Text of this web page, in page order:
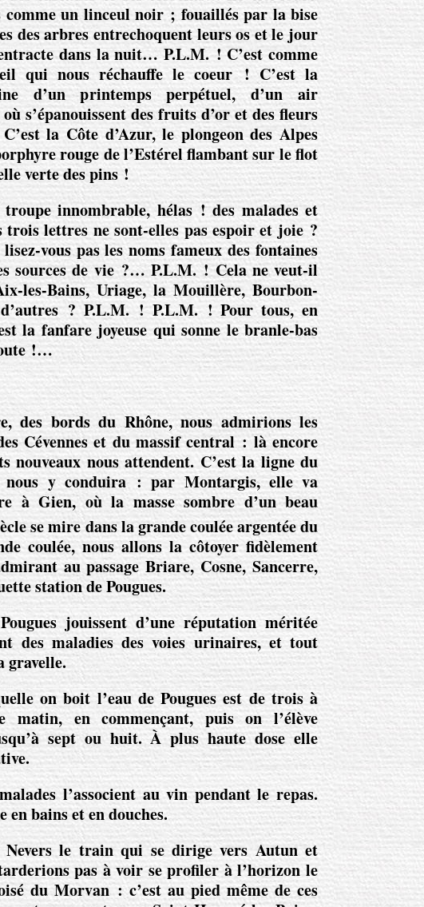
comme un linceul noir ; fouaillés par la bise
des arbres entrechoquent leurs os et le jour
dans la nuit… P.L.M. !C’est comme
qui nous réchauffe le coeur ! C’est la
d’un printemps perpétuel, d’un air
s’épanouissent des fruits d’or et des fleurs
C’est la Côte d’Azur, le plongeon des Alpes
rouge de l’Estérel flambant sur le flot
verte des pins !
innombrable, hélas ! des malades et
trois lettres ne sont-elles pas espoir et joie ?
vous pas les noms fameux des fontaines
sources de vie ?…P.L.M. !Cela ne veut-il
les-Bains, Uriage, la Mouillère, Bourbon-
?P.L.M. ! P.L.M. ! Pour tous, en
la fanfare joyeuse qui sonne le branle-bas
!…
des bords du Rhône, nous admirions les
Cévennes et du massif central : là encore
nouveaux nous attendent. C’est la ligne du
nous y conduira : par Montargis, elle va
à Gien, où la masse sombre d’un beau
se mire dans la grande coulée argentée du
coulée, nous allons la côtoyer fidèlement
au passage Briare, Cosne, Sancerre,
station dePougues.
jouissent d’une réputation méritée
des maladies des voies urinaires, et tout
gravelle.
on boit l’eau de Pougues est de trois à
matin, en commençant, puis on l’élève
sept ou huit. À plus haute dose elle
l’associent au vin pendant le repas.
en bains et en douches.
le train qui se dirige vers Autun et
pas à voir se profiler à l’horizon le
du Morvan : c’est au pied même de ces